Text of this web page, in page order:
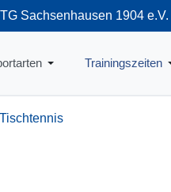
Sachsenhausen 1904 e.V.
+49-69-66374712
Trainingszeiten
Tischtennis